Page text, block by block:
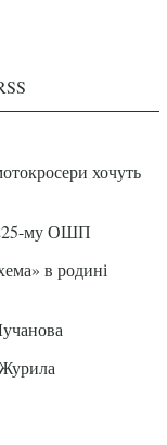
хочуть
225-му ОШП
в родині